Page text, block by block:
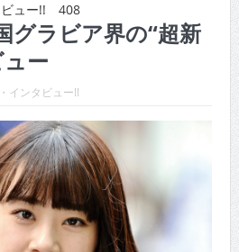
号
号
号
ビュー!! 408
ラビア界の“超新
ー
インタビュー!!